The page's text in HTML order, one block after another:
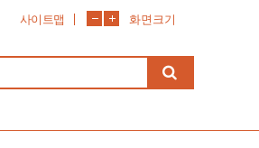
사이트맵 화면크기